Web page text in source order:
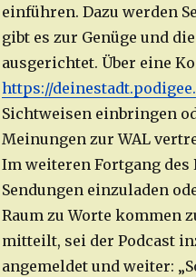
einführen. Dazu werden
gibt es zur Genüge und
ausgerichtet. Über eine
https://
Sichtweisen einbringen
Meinungen zur WAL
Im weiteren Fortgang
Sendungen einzuladen
Raum zu Worte kommen
mitteilt, sei der Podcast
angemeldet und weiter: